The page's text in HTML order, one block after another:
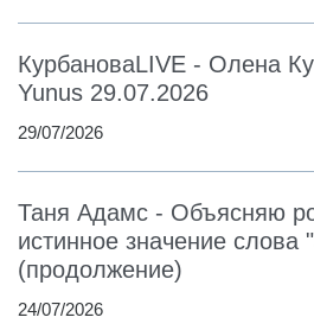
КурбановаLIVE - Олена
Yunus 29.07.2026
29/07/2026
Таня Адамс - Объясняю
истинное значение слова
(продолжение)
24/07/2026